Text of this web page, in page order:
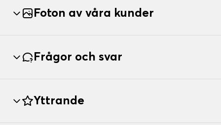
Foton av våra kunder
Frågor och svar
Yttrande